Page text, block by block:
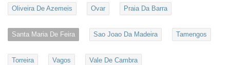
Oliveira De Azemeis Ovar Praia Da Barra
Santa Maria De Feira Sao Joao Da Madeira Tamengos
Torreira Vagos Vale De Cambra